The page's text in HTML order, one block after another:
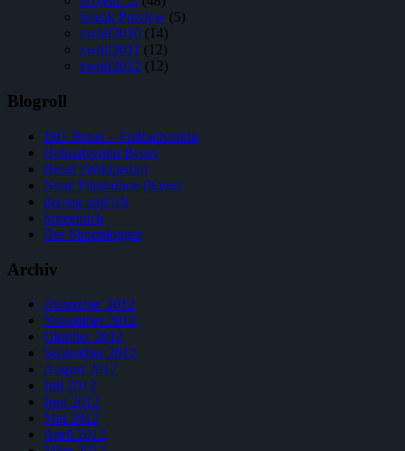
Sneak Preview (5)
zwölf2010 (14)
zwölf2011 (12)
zwölf2012 (12)
Blogroll
JSG Beuel – Fußballverein
Heimatverein Beuel
Beuel (Wikipedia)
Neue Filmbühne (Kino)
der tag und ich
Spreeblick
Der Shopblogger
Archiv
Dezember 2012
November 2012
Oktober 2012
September 2012
August 2012
Juli 2012
Juni 2012
Mai 2012
April 2012